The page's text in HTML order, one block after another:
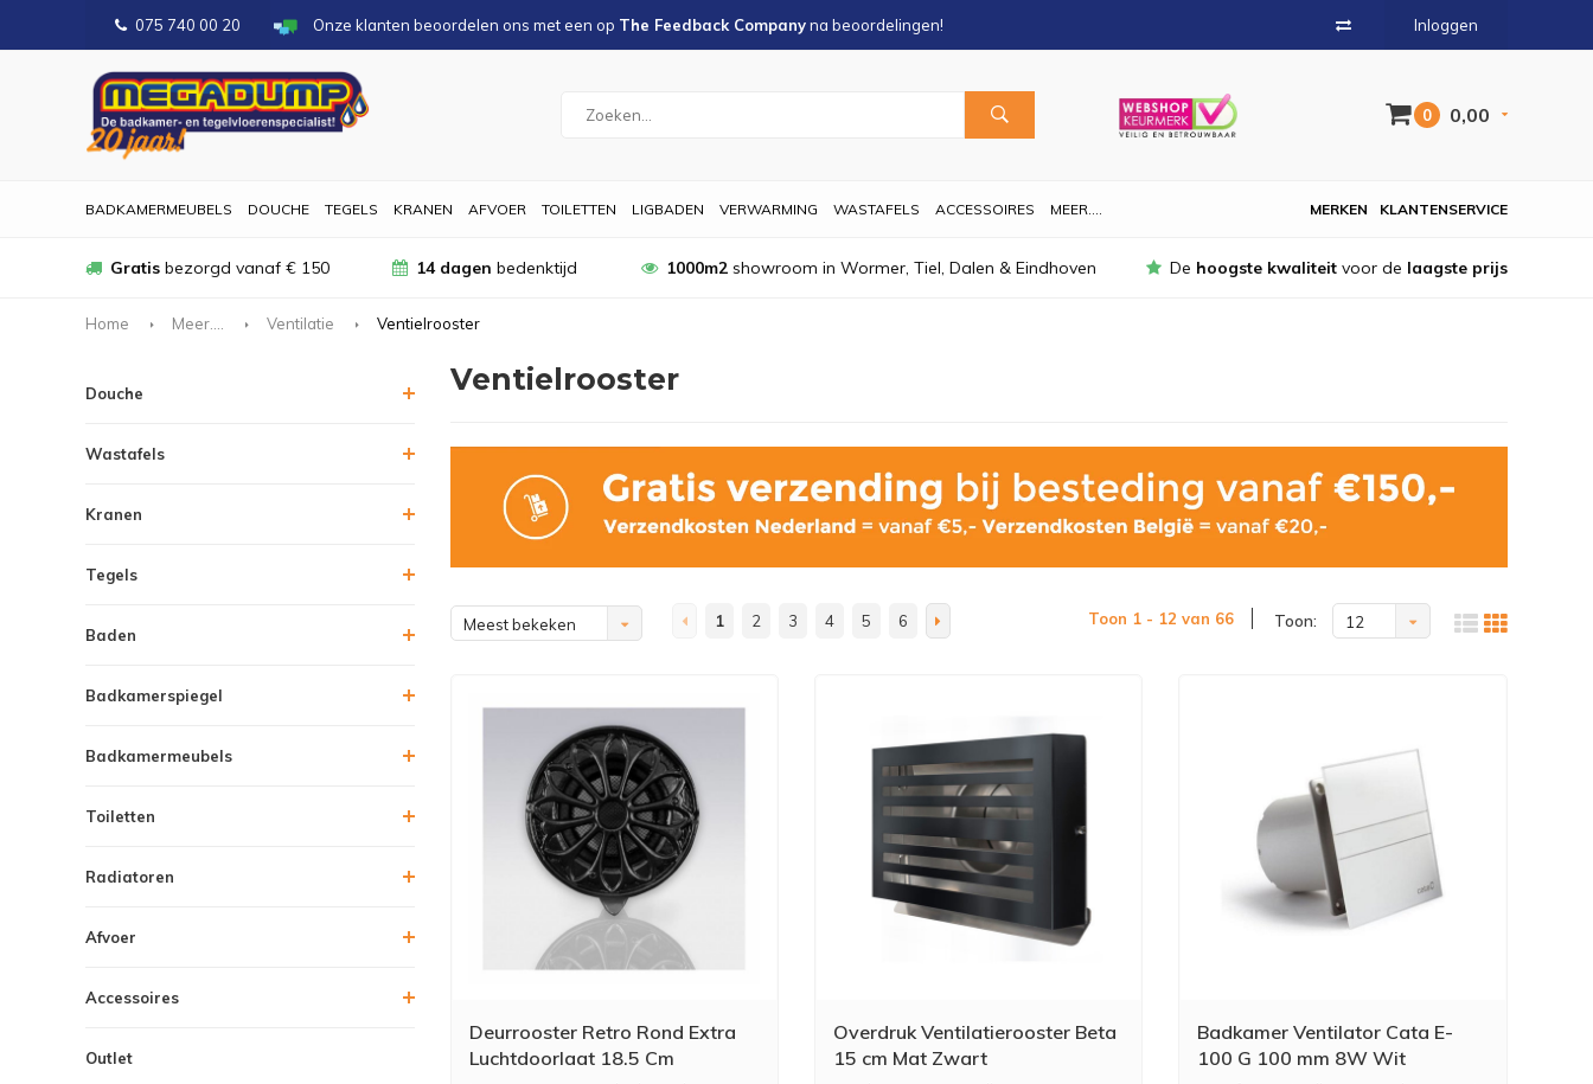
075 740 00 20 Onze klanten beoordelen ons met een op The Feedback Companyna beoordelingen! Inloggen
0 0,00
BADKAMERMEUBELS DOUCHE TEGELS KRANEN AFVOER TOILETTEN LIGBADEN VERWARMING WASTAFELS ACCESSOIRES MEER.... KLANTENSERVICE
MERKEN
Gratis bezorgd vanaf € 150 14 dagen bedenktijd 1000m2showroom in Wormer, Tiel, Dalen & Eindhoven De hoogste kwaliteit voor de laagste prijs
Home Meer.... Ventilatie Ventielrooster
Douche
Wastafels
Kranen
Tegels
Baden
Badkamerspiegel
Badkamermeubels
Toiletten
Radiatoren
Afvoer
Accessoires
Outlet
Ventielrooster
Meest bekeken 1 2 3 4 5 6 Toon 1 - 12 van 66 Toon: 12
Deurrooster Retro Rond Extra
Luchtdoorlaat 18.5 Cm
Overdruk Ventilatierooster Beta
15 cm Mat Zwart
Badkamer Ventilator Cata E-
100 G 100 mm 8W Wit